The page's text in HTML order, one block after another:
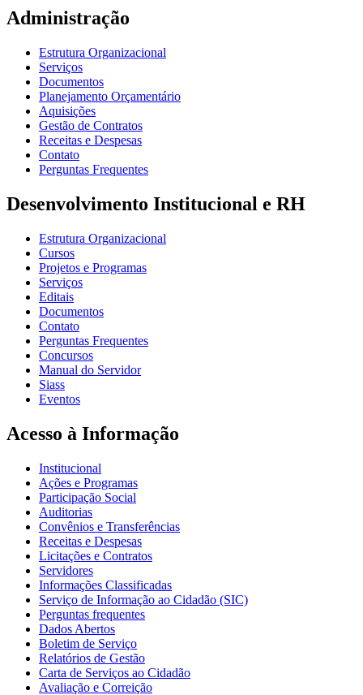
Administração
Estrutura Organizacional
Serviços
Documentos
Planejamento Orçamentário
Aquisições
Gestão de Contratos
Receitas e Despesas
Contato
Perguntas Frequentes
Desenvolvimento Institucional e RH
Estrutura Organizacional
Cursos
Projetos e Programas
Serviços
Editais
Documentos
Contato
Perguntas Frequentes
Concursos
Manual do Servidor
Siass
Eventos
Acesso à Informação
Institucional
Ações e Programas
Participação Social
Auditorias
Convênios e Transferências
Receitas e Despesas
Licitações e Contratos
Servidores
Informações Classificadas
Serviço de Informação ao Cidadão (SIC)
Perguntas frequentes
Dados Abertos
Boletim de Serviço
Relatórios de Gestão
Carta de Serviços ao Cidadão
Avaliação e Correição